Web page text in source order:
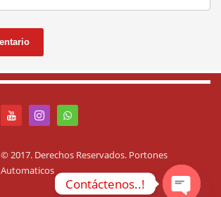
© 2017. Derechos Reservados. Portones
Automaticos
Contáctenos..!